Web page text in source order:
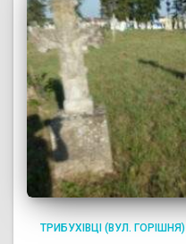
ТРИБУХІВЦІ (ВУЛ. ГОРІШНЯ)